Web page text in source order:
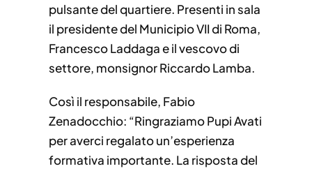
pulsante del quartiere. Presenti in sala
il presidente del Municipio VII di Roma,
Francesco Laddaga e il vescovo di
settore, monsignor Riccardo Lamba.
Così il responsabile, Fabio
Zenadocchio: “Ringraziamo Pupi Avati
per averci regalato un’esperienza
formativa importante. La risposta del